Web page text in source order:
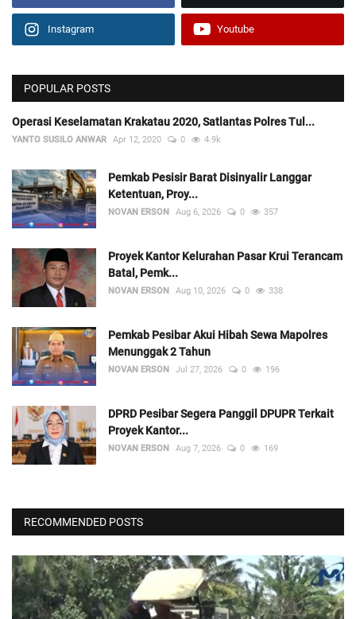
Instagram Youtube
POPULAR POSTS
Operasi Keselamatan Krakatau 2020, Satlantas Polres Tul...
YANTO SUSILO ANWAR Apr 12, 2020 0 4.9k
Pemkab Pesisir Barat Disinyalir Langgar
Ketentuan, Proy...
NOVAN ERSON Aug 6, 2026 0 357
Proyek Kantor Kelurahan Pasar Krui Terancam
Batal, Pemk...
NOVAN ERSON Aug 10, 2026 0 338
Pemkab Pesibar Akui Hibah Sewa Mapolres
Menunggak 2 Tahun
NOVAN ERSON Jul 27, 2026 0 196
DPRD Pesibar Segera Panggil DPUPR Terkait
Proyek Kantor...
NOVAN ERSON Aug 7, 2026 0 169
RECOMMENDED POSTS